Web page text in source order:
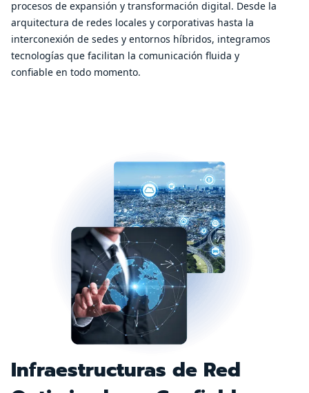
procesos de expansión y transformación digital. Desde la
arquitectura de redes locales y corporativas hasta la
interconexión de sedes y entornos híbridos, integramos
tecnologías que facilitan la comunicación fluida y
confiable en todo momento.
Infraestructuras de Red